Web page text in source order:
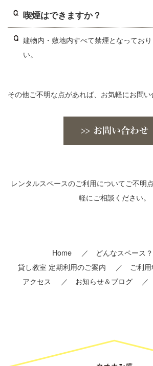
喫煙はできますか？
建物内・敷地内すべて禁煙となってお
い。
その他ご不明な点があれば、お気軽にお問い
レンタルスペースのご利用についてご不明
軽にご相談ください。
Home
どんなスペース？
貸し教室 定期利用のご案内
ご利
アクセス
お知らせ＆ブログ